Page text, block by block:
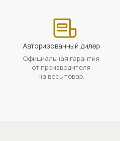
Авторизованный дилер
Официальная гарантия
от производителя
на весь товар.